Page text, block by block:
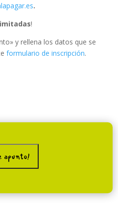
.
!
y rellena los datos que se
formulario de inscripción.
apunto!